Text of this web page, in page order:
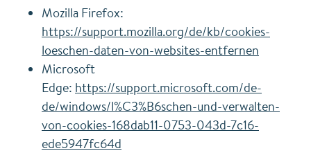
Mozilla Firefox:
https://support.mozilla.org/de/kb/cookies-
loeschen-daten-von-websites-entfernen
Microsoft
Edge: https://support.microsoft.com/de-
de/windows/l%C3%B6schen-und-verwalten-
von-cookies-168dab11-0753-043d-7c16-
ede5947fc64d